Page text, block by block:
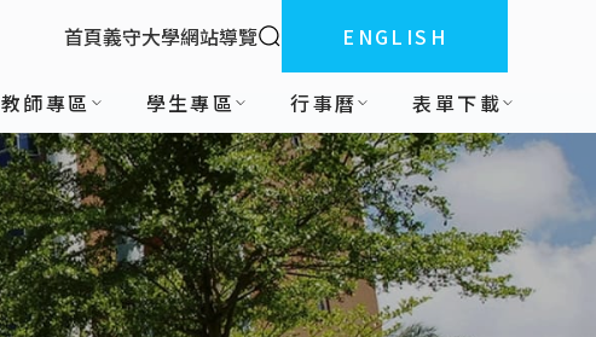
:::
首頁義守大學網站導覽 全站搜索ENGLISH
教師專區 學生專區 行事曆 表單下載